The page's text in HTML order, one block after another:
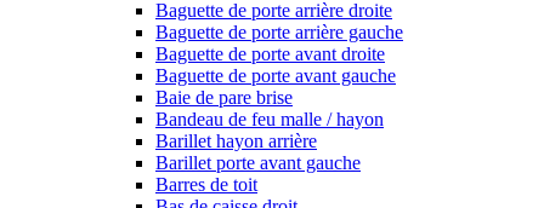
Baguette de porte arrière droite
Baguette de porte arrière gauche
Baguette de porte avant droite
Baguette de porte avant gauche
Baie de pare brise
Bandeau de feu malle / hayon
Barillet hayon arrière
Barillet porte avant gauche
Barres de toit